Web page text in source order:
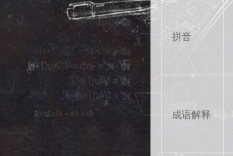
拼音
成语解释